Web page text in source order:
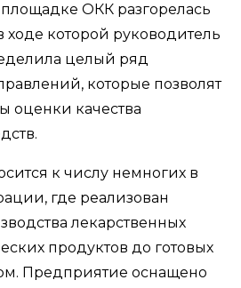
площадке ОКК разгорелась
ходе которой руководитель
целый ряд
которые позволят
оценки качества
к числу немногих в
где реализован
лекарственных
продуктов до готовых
Предприятие оснащено